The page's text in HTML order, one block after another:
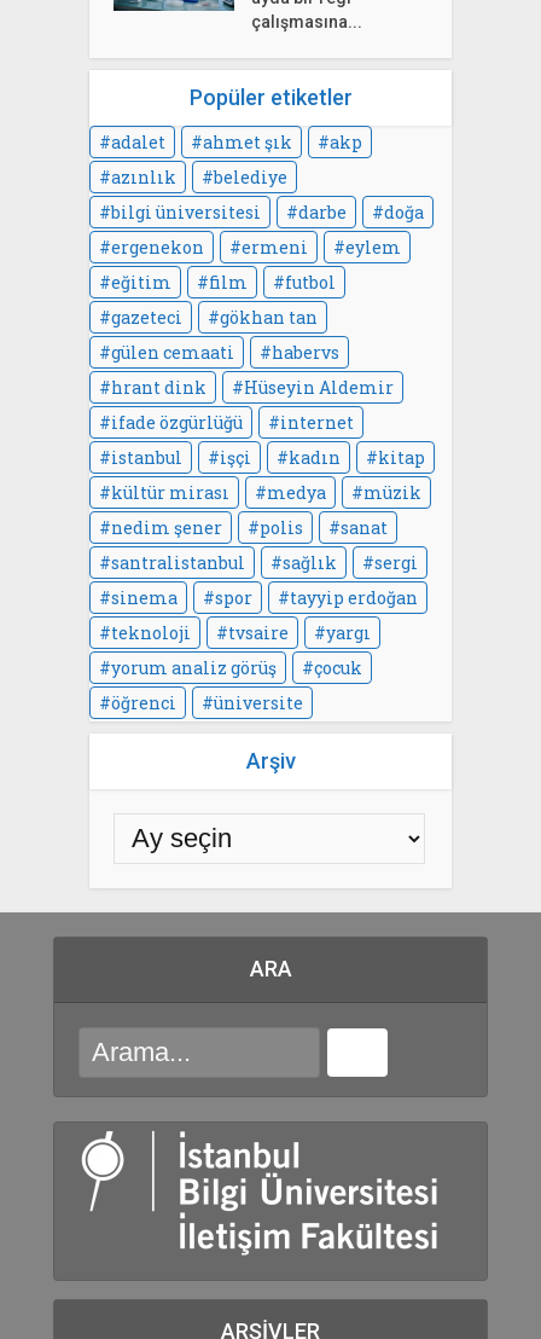
çalışmasına...
Popüler etiketler
adalet ahmet şık
akp
azınlık
belediye
bilgi üniversitesi
darbe
doğa
ergenekon
ermeni
eylem
eğitim
film
futbol
gazeteci
gökhan tan
gülen cemaati
habervs
hrant dink
Hüseyin Aldemir
ifade özgürlüğü
internet
istanbul
işçi kadın
kitap
kültür mirası
medya
müzik
nedim şener
polis
sanat
santralistanbul
sağlık
sergi
sinema
spor
tayyip erdoğan
teknoloji
tvsaire
yargı
yorum analiz görüş
çocuk
öğrenci
üniversite
Arşiv
ARA
ARŞIVLER